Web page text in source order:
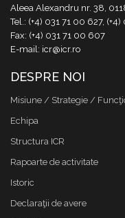
Aleea Alexandru nr. 38,
Tel.: (+4) 031 71 00 627,
Fax: (+4) 031 71 00 607
E-mail: icr@icr.ro
DESPRE NOI
Misiune / Strategie /
Echipa
Structura ICR
Rapoarte de activitate
Istoric
Declaraţii de avere